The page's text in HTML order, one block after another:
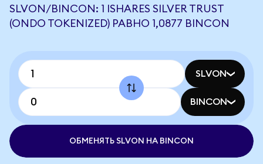
SLVON/BINCON: 1 ISHARES SILVER TRUST
(ONDO TOKENIZED) РАВНО 1,0877 BINCON
SLVON
BINCON
ОБМЕНЯТЬ SLVON НА BINCON